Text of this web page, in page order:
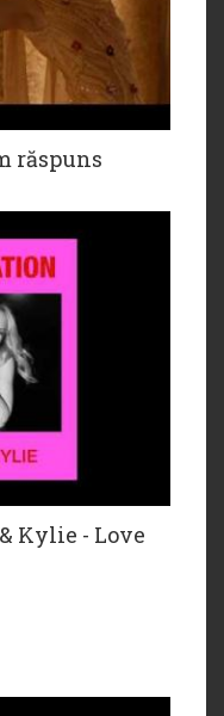
răspuns
Kylie - Love